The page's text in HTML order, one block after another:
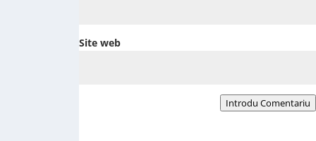
Site web
Introdu Comentariu